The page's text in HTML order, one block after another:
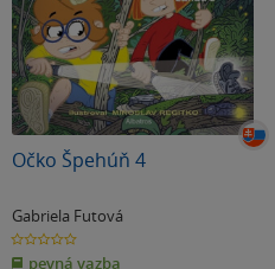
Očko Špehúň 4
Gabriela Futová
0.0
z
5 pevná vazba